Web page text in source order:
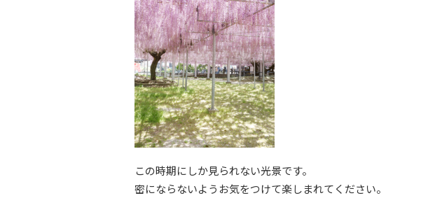
この時期にしか見られない光景です。
密にならないようお気をつけて楽しまれてください。